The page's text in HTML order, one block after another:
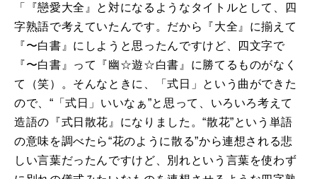
「『戀愛大全』と対になるようなタイトルとして、四
字熟語で考えていたんです。だから『大全』に揃えて
『〜白書』にしようと思ったんですけど、四文字で
『〜白書』って『幽☆遊☆白書』に勝てるものがなく
て（笑）。そんなときに、「式日」という曲ができた
ので、 “ 「式日」いいなぁ”と思って、いろいろ考えて
造語の『式日散花』になりました。“散花”という単語
の意味を調べたら“花のように散る”から連想される悲
しい言葉だったんですけど、別れという言葉を使わず